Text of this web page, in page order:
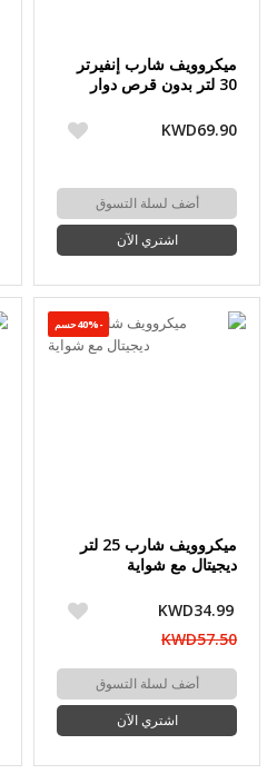
ميكروويف شارب إنفيرتر
30 لتر بدون قرص دوار
KWD69.90
أضف لسلة التسوق
اشتري الآن
-40%حسم
ميكروويف شارب 25 لتر
ديجيتال مع شواية
KWD34.99
KWD57.50
أضف لسلة التسوق
اشتري الآن